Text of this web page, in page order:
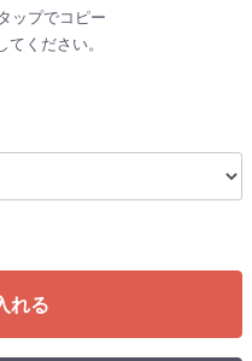
ップでコピー
ください。
れる